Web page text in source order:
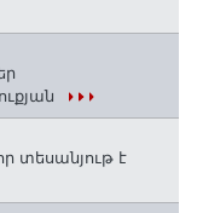
տեսանյութ է